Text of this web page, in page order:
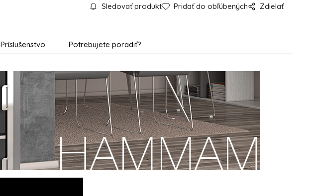
Sledovať produkt Pridať do obľúbených Zdielať
Príslušenstvo Potrebujete poradiť?